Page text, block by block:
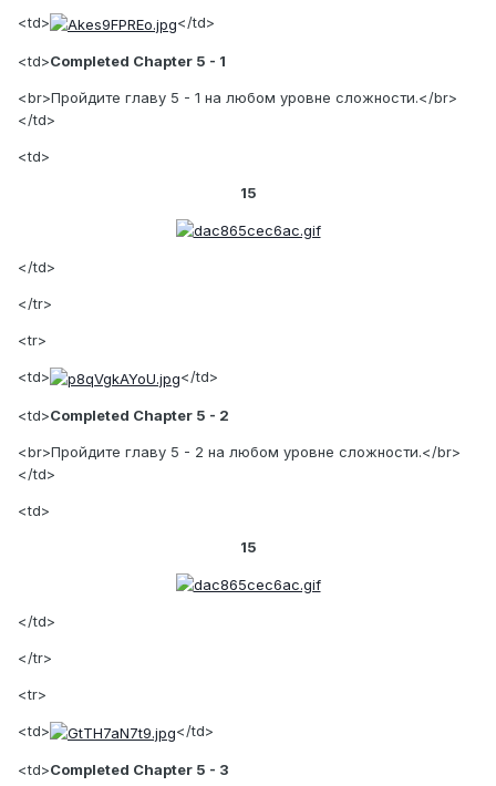
<td> </td>
<td>Completed Chapter 5 - 1
<br>Пройдите главу 5 - 1 на любом уровне сложности.</br>
</td>
<td>
15
</td>
</tr>
<tr>
<td> </td>
<td>Completed Chapter 5 - 2
<br>Пройдите главу 5 - 2 на любом уровне сложности.</br>
</td>
<td>
15
</td>
</tr>
<tr>
<td> </td>
<td>Completed Chapter 5 - 3